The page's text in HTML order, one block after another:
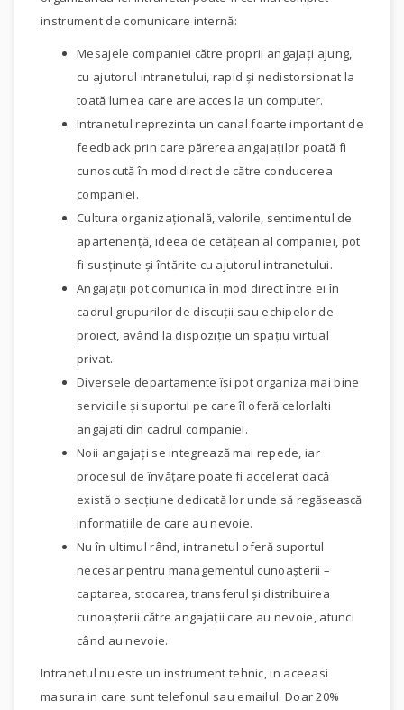
instrument de comunicare internă:
Mesajele companiei către proprii angajaţi ajung,
cu ajutorul intranetului, rapid şi nedistorsionat la
toată lumea care are acces la un computer.
Intranetul reprezinta un canal foarte important de
feedback prin care părerea angajaţilor poată fi
cunoscută în mod direct de către conducerea
companiei.
Cultura organizaţională, valorile, sentimentul de
apartenenţă, ideea de cetăţean al companiei, pot
fi susţinute şi întărite cu ajutorul intranetului.
Angajaţii pot comunica în mod direct între ei în
cadrul grupurilor de discuţii sau echipelor de
proiect, având la dispoziţie un spaţiu virtual
privat.
Diversele departamente îşi pot organiza mai bine
serviciile şi suportul pe care îl oferă celorlalti
angajati din cadrul companiei.
Noii angajaţi se integrează mai repede, iar
procesul de învăţare poate fi accelerat dacă
există o secţiune dedicată lor unde să regăsească
informaţiile de care au nevoie.
Nu în ultimul rând, intranetul oferă suportul
necesar pentru managementul cunoaşterii –
captarea, stocarea, transferul şi distribuirea
cunoaşterii către angajaţii care au nevoie, atunci
când au nevoie.
Intranetul nu este un instrument tehnic, in aceeasi
masura in care sunt telefonul sau emailul. Doar 20%